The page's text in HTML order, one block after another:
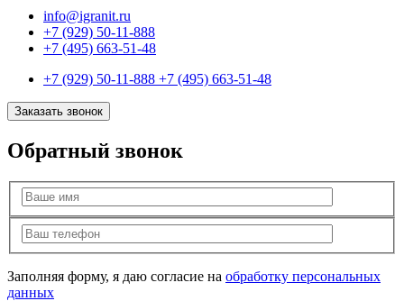
info@igranit.ru
+7 (929) 50-11-888
+7 (495) 663-51-48
+7 (929) 50-11-888 +7 (495) 663-51-48
Заказать звонок
Обратный звонок
Заполняя форму, я даю согласие на обработку персональных
данных